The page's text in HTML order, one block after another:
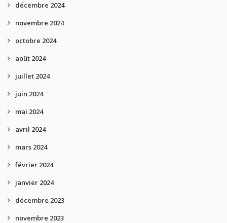
décembre 2024
novembre 2024
octobre 2024
août 2024
juillet 2024
juin 2024
mai 2024
avril 2024
mars 2024
février 2024
janvier 2024
décembre 2023
novembre 2023